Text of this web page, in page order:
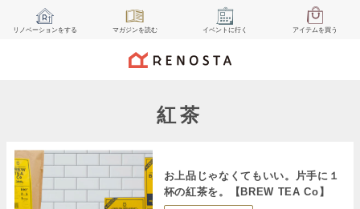
リノベーションをする マガジンを読む イベント に行く アイテムを買う
紅茶
お上品じゃなくてもいい。片手に１
杯の紅茶を。【BREW TEA Co】